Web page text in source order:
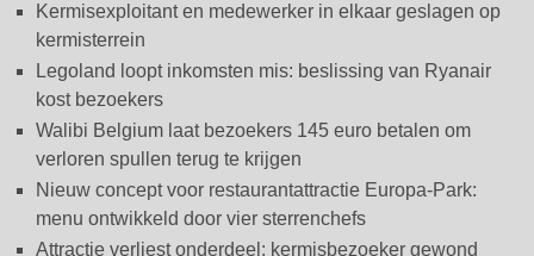
Kermisexploitant en medewerker in elkaar geslagen op
kermisterrein
Legoland loopt inkomsten mis: beslissing van Ryanair
kost bezoekers
Walibi Belgium laat bezoekers 145 euro betalen om
verloren spullen terug te krijgen
Nieuw concept voor restaurantattractie Europa-Park:
menu ontwikkeld door vier sterrenchefs
Attractie verliest onderdeel: kermisbezoeker gewond